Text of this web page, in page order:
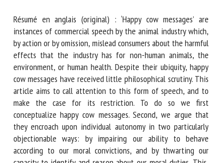
Résumé en anglais (original) : ‘Happy cow messages’ are
instances of commercial speech by the animal industry
which, by action or by omission, mislead consumers about
the harmful effects that the industry has for non-human
animals, the environment, or human health. Despite their
ubiquity, happy cow messages have received little
philosophical scrutiny. This article aims to call attention to
this form of speech, and to make the case for its
restriction. To do so we first conceptualize happy cow
messages. Second, we argue that they encroach upon
individual autonomy in two particularly objectionable ways: